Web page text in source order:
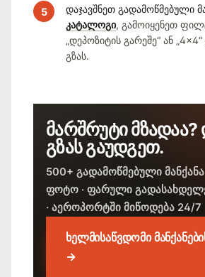
დაჯავშნეთ გადამოწმებული
კატალოგი, გამოიყენეთ
„დეპოზიტის გარეშე“ ან
გზას.
მარშრუტი
გზას გაუდგეთ.
500+ გადამოწმებული
ფოტო · ფარული
· აეროპორტში მიწოდება 24/7
ხელმისაწვდომი
→